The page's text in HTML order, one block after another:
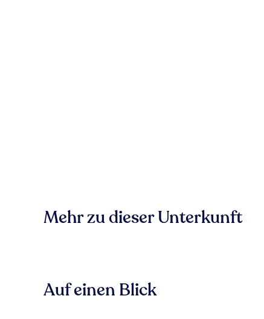
Mehr zu dieser Unterkunft
Auf einen Blick